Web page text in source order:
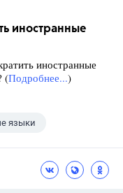
иностранные
иностранные
(Подробнее...)
языки